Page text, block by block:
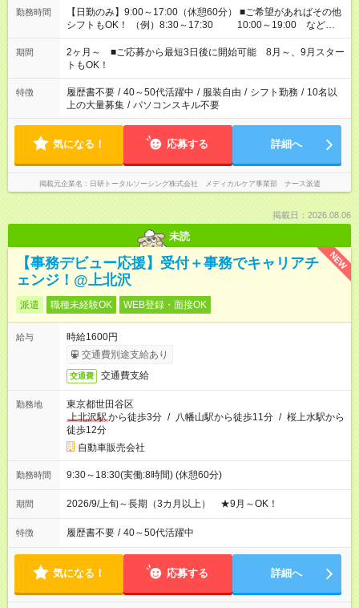
勤務時間
【日勤のみ】9:00～17:00（休憩60分） ■ご希望があればその他
シフトもOK！ （例）8:30～17:30 10:00～19:00 など
「家族とお休みを合わせたい」 「できれば残業はしたくない」
など、あなたのご希望に沿ったお仕事をご紹介します！ ※Wワ
ーク希望の方へ 今ご覧のお仕事で希望する勤務時間と、もう1つ
のお仕事の勤務時間。 合計で週40時間を超える場合は応募でき
ません
期間
2ヶ月～ ■ご応募から最短3日後に開始可能 8月～、9月スター
トもOK！
特徴 履歴書不要 / 40～50代活躍中 / 服装自由 / シフト勤務 / 10名以
上の大量募集 / パソコンスキル不要
気になる！ 応募する 詳細へ
掲載元企業名 日研トータルソーシング株式会社 メディカルケア事業部 ナース派遣
掲載日：2026.08.06
未読
NEW
【事務デビュー応援】受付＋事務でキャリアチ
ェンジ！@上北沢
派遣 職種未経験OK WEB登録・面接OK
給与
時給1600円
交通費別途支給あり
交通費 交通費支給
勤務地
東京都世田谷区
上北沢駅から徒歩3分 / 八幡山駅から徒歩11分 / 桜上水駅から
徒歩12分
自動車販売会社
勤務時間 9:30～18:30(実働:8時間) (休憩60分)
期間 2026/9/上旬～長期（3カ月以上） ★9月～OK！
特徴 履歴書不要 / 40～50代活躍中
気になる！ 応募する 詳細へ